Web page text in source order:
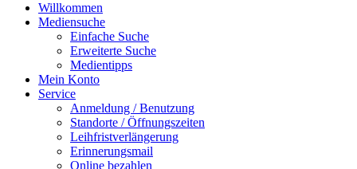
Willkommen
Mediensuche
Einfache Suche
Erweiterte Suche
Medientipps
Mein Konto
Service
Anmeldung / Benutzung
Standorte / Öffnungszeiten
Leihfristverlängerung
Erinnerungsmail
Online bezahlen